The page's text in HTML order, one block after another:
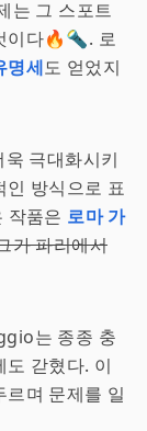
는 그 스포트
이다🔥🔦. 로
명세도 얻었지
욱 극대화시키
인 방식으로 표
작품은 로마 가
가 파리에서
는 종종 충
갇혔다. 이
며 문제를 일